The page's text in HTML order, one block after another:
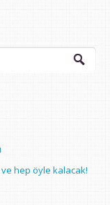
ve hep öyle kalacak!